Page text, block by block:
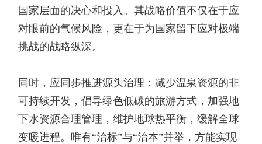
国家层面的决心和投入。其战略价值不仅在于应
对眼前的气候风险，更在于为国家留下应对极端
挑战的战略纵深。
同时，应同步推进源头治理：减少温泉资源的非
可持续开发，倡导绿色低碳的旅游方式，加强地
下水资源合理管理，维护地球热平衡，缓解全球
变暖进程。唯有“治标”与“治本”并举，方能实现